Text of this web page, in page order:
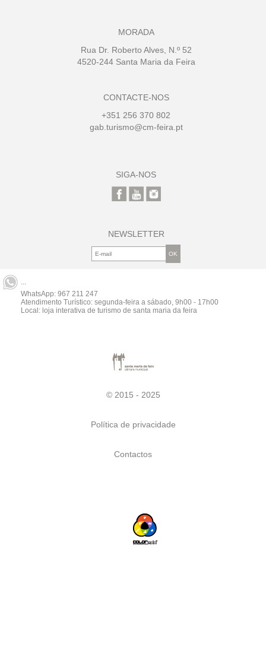
MORADA
Rua Dr. Roberto Alves, N.º 52
4520-244 Santa Maria da Feira
CONTACTE-NOS
+351 256 370 802
gab.turismo@cm-feira.pt
SIGA-NOS
NEWSLETTER
...
WhatsApp: 967 211 247
Atendimento Turístico: segunda-feira a sábado, 9h00 - 17h00
Local: loja interativa de turismo de santa maria da feira
© 2015 - 2025
Política de privacidade
Contactos